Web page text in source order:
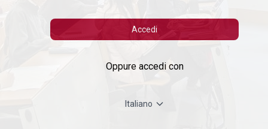
Accedi
Oppure accedi con
Italiano